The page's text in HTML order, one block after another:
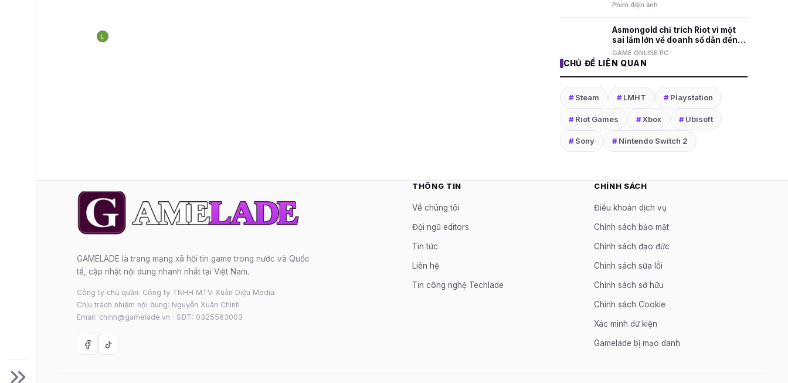
N
Phim điện ảnh
Asmongold chỉ trích Riot vì một
sai lầm lớn về doanh số dẫn đến
việc sa thải nhân viên
GAME ONLINE PC
CHỦ ĐỀ LIÊN QUAN
#Steam #LMHT #Playstation
#Riot Games #Xbox #Ubisoft
#Sony #Nintendo Switch 2
GAMELADE là trang mạng xã hội tin game trong nước và Quốc
tế, cập nhật nội dung nhanh nhất tại Việt Nam.
Công ty chủ quản: Công ty TNHH MTV Xuân Diệu Media
Chịu trách nhiệm nội dung: Nguyễn Xuân Chính
Email: chinh@gamelade.vn · SĐT: 0325563003
THÔNG TIN
Về chúng tôi
Đội ngũ editors
Tin tức
Liên hệ
Tin công nghệ Techlade
CHÍNH SÁCH
Điều khoản dịch vụ
Chính sách bảo mật
Chính sách đạo đức
Chính sách sửa lỗi
Chính sách sở hữu
Chính sách Cookie
Xác minh dữ kiện
Gamelade bị mạo danh